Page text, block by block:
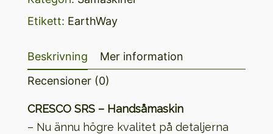
Etikett: EarthWay
Beskrivning
Mer information
Recensioner (0)
CRESCO SRS – Handsåmaskin
– Nu ännu högre kvalitet på detaljerna